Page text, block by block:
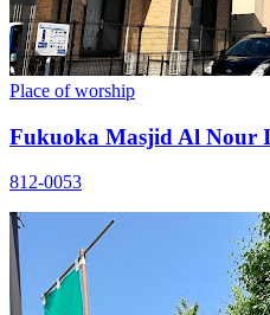
Place of worship
Fukuoka Masjid Al Nour
812-0053